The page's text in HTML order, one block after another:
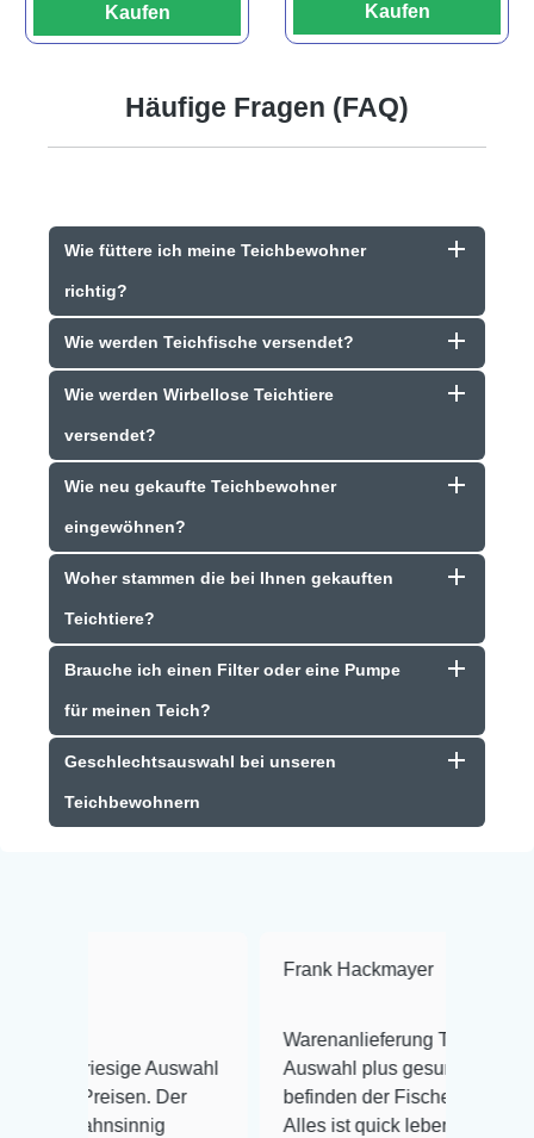
Kaufen Kaufen
Häufige Fragen (FAQ)
Wie füttere ich meine Teichbewohner
richtig?
Wie werden Teichfische versendet?
Wie werden Wirbellose Teichtiere
versendet?
Wie neu gekaufte Teichbewohner
eingewöhnen?
Woher stammen die bei Ihnen gekauften
Teichtiere?
Brauche ich einen Filter oder eine Pumpe
für meinen Teich?
Geschlechtsauswahl bei unseren
Teichbewohnern
Auswahl
Frank Hackmayer ★★★★
Warenanlieferung Top und die
Auswahl plus gesundheitliches
befinden der Fische einwandfrei.
Alles ist quick lebendig und im